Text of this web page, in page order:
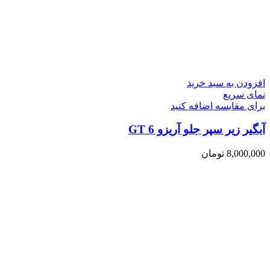
افزودن به سبد خرید
نمای سریع
برای مقایسه اضافه کنید
آبگیر زیر سپر جلو آریزو 6 GT
8,000,000 تومان